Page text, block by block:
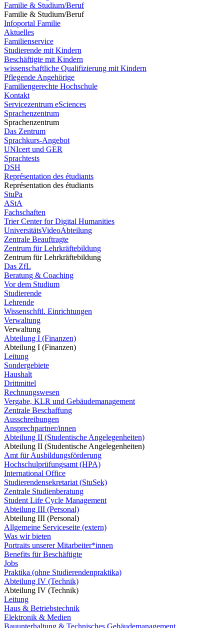
Familie & Studium/Beruf
Familie & Studium/Beruf
Infoportal Familie
Aktuelles
Familienservice
Studierende mit Kindern
Beschäftigte mit Kindern
wissenschaftliche Qualifizierung mit Kindern
Pflegende Angehörige
Familiengerechte Hochschule
Kontakt
Servicezentrum eSciences
Sprachenzentrum
Sprachenzentrum
Das Zentrum
Sprachkurs-Angebot
UNIcert und GER
Sprachtests
DSH
Représentation des étudiants
Représentation des étudiants
StuPa
AStA
Fachschaften
Trier Center for Digital Humanities
UniversitätsVideoAbteilung
Zentrale Beauftragte
Zentrum für Lehrkräftebildung
Zentrum für Lehrkräftebildung
Das ZfL
Beratung & Coaching
Vor dem Studium
Studierende
Lehrende
Wissenschftl. Einrichtungen
Verwaltung
Verwaltung
Abteilung I (Finanzen)
Abteilung I (Finanzen)
Leitung
Sondergebiete
Haushalt
Drittmittel
Rechnungswesen
Vergabe, KLR und Gebäudemanagement
Zentrale Beschaffung
Ausschreibungen
Ansprechpartner/innen
Abteilung II (Studentische Angelegenheiten)
Abteilung II (Studentische Angelegenheiten)
Amt für Ausbildungsförderung
Hochschulprüfungsamt (HPA)
International Office
Studierendensekretariat (StuSek)
Zentrale Studienberatung
Student Life Cycle Management
Abteilung III (Personal)
Abteilung III (Personal)
Allgemeine Serviceseite (extern)
Was wir bieten
Portraits unserer Mitarbeiter*innen
Benefits für Beschäftigte
Jobs
Praktika (ohne Studierendenpraktika)
Abteilung IV (Technik)
Abteilung IV (Technik)
Leitung
Haus & Betriebstechnik
Elektronik & Medien
Bauunterhaltung & Technisches Gebäudemanagement